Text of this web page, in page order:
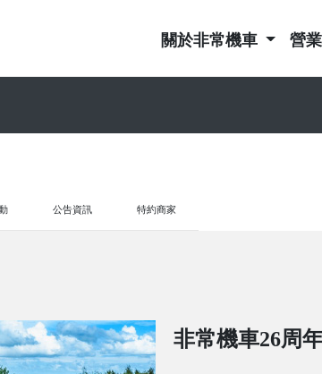
關於非常機車 營
公告資訊 特約商家
非常機車26周